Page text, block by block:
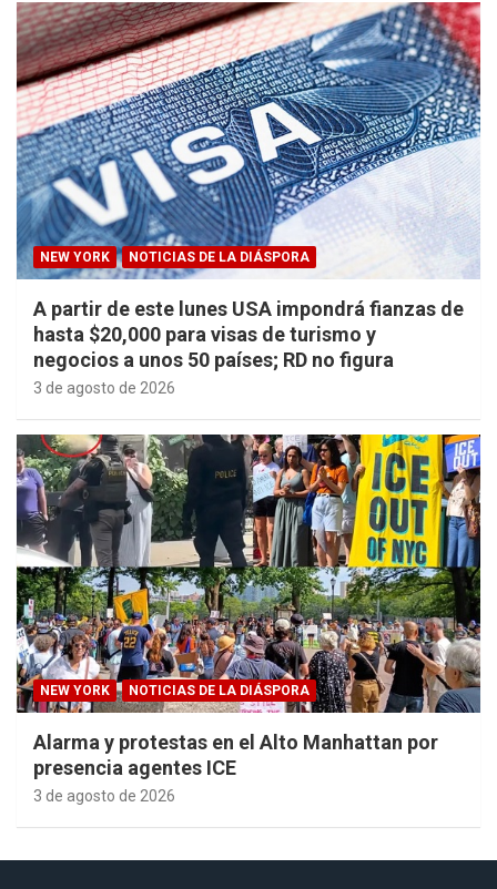
NEW YORK NOTICIAS DE LA DIÁSPORA
A partir de este lunes USA impondrá fianzas de
hasta $20,000 para visas de turismo y
negocios a unos 50 países; RD no figura
3 de agosto de 2026
NEW YORK NOTICIAS DE LA DIÁSPORA
Alarma y protestas en el Alto Manhattan por
presencia agentes ICE
3 de agosto de 2026